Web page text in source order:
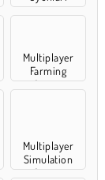
Multiplayer
Farming
Games
Multiplayer
Simulation
Games